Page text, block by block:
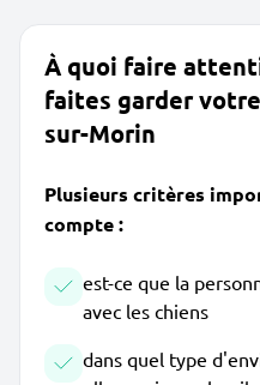
À quoi faire
faites garder
sur-Morin
Plusieurs critères
compte :
est-ce que la
avec les chiens
dans quel type